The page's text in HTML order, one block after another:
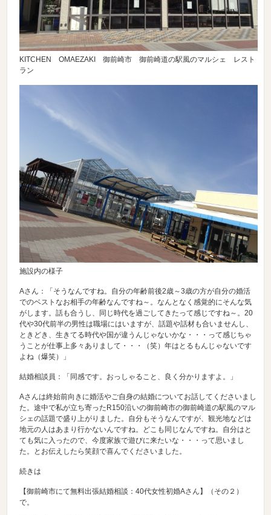
KITCHEN OMAEZAKI 御前崎市 御前崎道の駅風のマルシェ レスト
ラン
施設内の様子
Aさん：「そうなんですね。自分の年齢前後2歳～3歳の方が自分の婚活
でのベストなお相手の年齢なんですね～。なんとなく感覚的にそんな気
がします。話も合うし、同じ時代を過ごしてきたって感じですね～。20
代や30代前半の男性は職場にはいますが、話題や話材も合いませんし、
ときどき、生きてる時代や国が違うんじゃないかな・・・って感じちゃ
うことが仕事上多々ありまして・・・（笑）年はとるもんじゃないです
よね（爆笑）」
結婚相談員：「同感です。おっしゃること、良く分かりますよ。」
Aさんは終始前向きに婚活やご自身の結婚についてお話してくださいまし
た。途中で私が立ち寄ったR150沿いの御前崎市の御前崎道の駅風のマル
シェの話題で盛り上がりました。自分もそうなんですが、観光地などは
地元の人はあまり行かないんですね。どこも同じなんですね。自分はと
ても気に入ったので、今度家族で遊びに来たいな・・・って思いまし
た。とお伝えしたら笑顔で喜んでくださいました。
続きは
【御前崎市にて無料出張結婚相談：40代女性初婚Aさん】（その２）
で。